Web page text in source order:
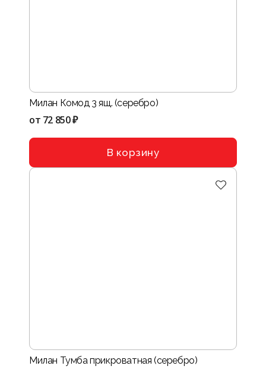
Милан Комод 3 ящ. (серебро)
от 72 850 ₽
В корзину
Милан Тумба прикроватная (серебро)